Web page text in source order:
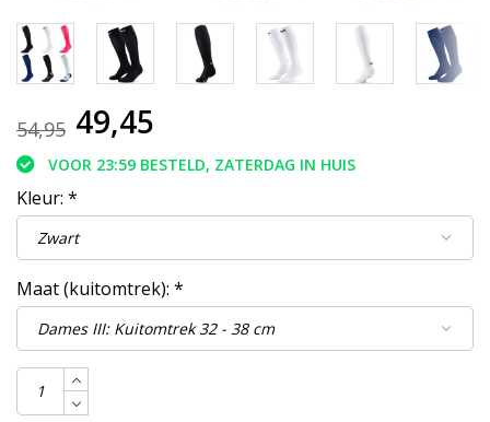
54,95 49,45
VOOR 23:59 BESTELD, ZATERDAG IN HUIS
Kleur: *
Maat (kuitomtrek): *